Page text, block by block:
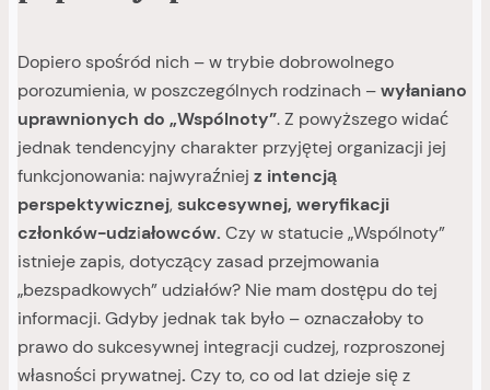
Dopiero spośród nich – w trybie dobrowolnego
porozumienia, w poszczególnych rodzinach –wyłaniano
uprawnionych do „Wspólnoty”. Z powyższego widać
jednak tendencyjny charakter przyjętej organizacji jej
funkcjonowania: najwyraźniej z intencją
perspektywicznej, sukcesywnej, weryfikacji
członków-udziałowców. Czy w statucie „Wspólnoty”
istnieje zapis, dotyczący zasad przejmowania
„bezspadkowych” udziałów? Nie mam dostępu do tej
informacji. Gdyby jednak tak było – oznaczałoby to
prawo do sukcesywnej integracji cudzej, rozproszonej
własności prywatnej. Czy to, co od lat dzieje się z